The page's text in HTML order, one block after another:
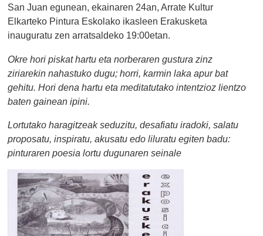
San Juan egunean, ekainaren 24an, Arrate Kultur
Elkarteko Pintura Eskolako ikasleen Erakusketa
inauguratu zen arratsaldeko 19:00etan.
Okre hori piskat hartu eta norberaren gustura zinz
ziriarekin nahastuko dugu; horri, karmin laka apur bat
gehitu. Hori dena hartu eta meditatutako intentzioz lientzo
baten gainean ipini.
Lortutako haragitzeak seduzitu, desafiatu iradoki, salatu
proposatu, inspiratu, akusatu edo liluratu egiten badu:
pinturaren poesia lortu dugunaren seinale